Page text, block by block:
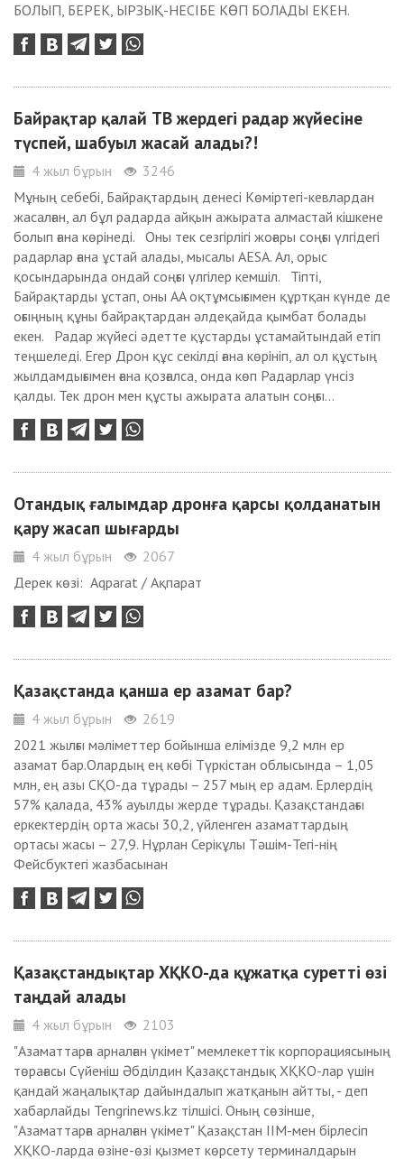
БОЛЫП, БЕРЕК, ЫРЗЫҚ-НЕСІБЕ КӨП БОЛАДЫ ЕКЕН.
Байрақтар қалай ТВ жердегі радар жүйесіне
түспей, шабуыл жасай алады?!
4 жыл бұрын
3246
Мұның себебі, Байрақтардың денесі Көміртегі-кевлардан
жасалған, ал бұл радарда айқын ажырата алмастай кішкене
болып ғана көрінеді. Оны тек сезгірлігі жоғары соңғы үлгідегі
радарлар ғана ұстай алады, мысалы AESA. Ал, орыс
қосындарында ондай соңғы үлгілер кемшіл. Тіпті,
Байрақтарды ұстап, оны AA оқтұмсығымен құртқан күнде де
оғыңның құны байрақтардан әлдеқайда қымбат болады
екен. Радар жүйесі әдетте құстарды ұстамайтындай етіп
теңшеледі. Егер Дрон құс секілді ғана көрініп, ал ол құстың
жылдамдығымен ғана қозғалса, онда көп Радарлар үнсіз
қалды. Тек дрон мен құсты ажырата алатын соңғы...
Отандық ғалымдар дронға қарсы қолданатын
қару жасап шығарды
4 жыл бұрын
2067
Дерек көзі: Aqparat / Ақпарат
Қазақстанда қанша ер азамат бар?
4 жыл бұрын
2619
2021 жылғы мәліметтер бойынша елімізде 9,2 млн ер
азамат бар.Олардың ең көбі Түркістан облысында – 1,05
млн, ең азы СҚО-да тұрады – 257 мың ер адам. Ерлердің
57% қалада, 43% ауылды жерде тұрады. Қазақстандағы
еркектердің орта жасы 30,2, үйленген азаматтардың
ортасы жасы – 27,9. Нұрлан Серікұлы Тәшім-Тегі-нің
Фейсбуктегі жазбасынан
Қазақстандықтар ХҚКО-да құжатқа суретті өзі
таңдай алады
4 жыл бұрын
2103
"Азаматтарға арналған үкімет" мемлекеттік корпорациясының
төрағасы Сүйеніш Әбділдин Қазақстандық ХҚКО-лар үшін
қандай жаңалықтар дайындалып жатқанын айтты, - деп
хабарлайды Tengrinews.kz тілшісі. Оның сөзінше,
"Азаматтарға арналған үкімет" Қазақстан ІІМ-мен бірлесіп
ХҚКО-ларда өзіне-өзі қызмет көрсету терминалдарын